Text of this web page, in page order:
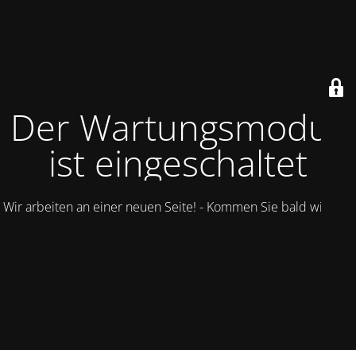
Der Wartungsmodus
ist eingeschaltet
Wir arbeiten an einer neuen Seite! - Kommen Sie bald wieder.